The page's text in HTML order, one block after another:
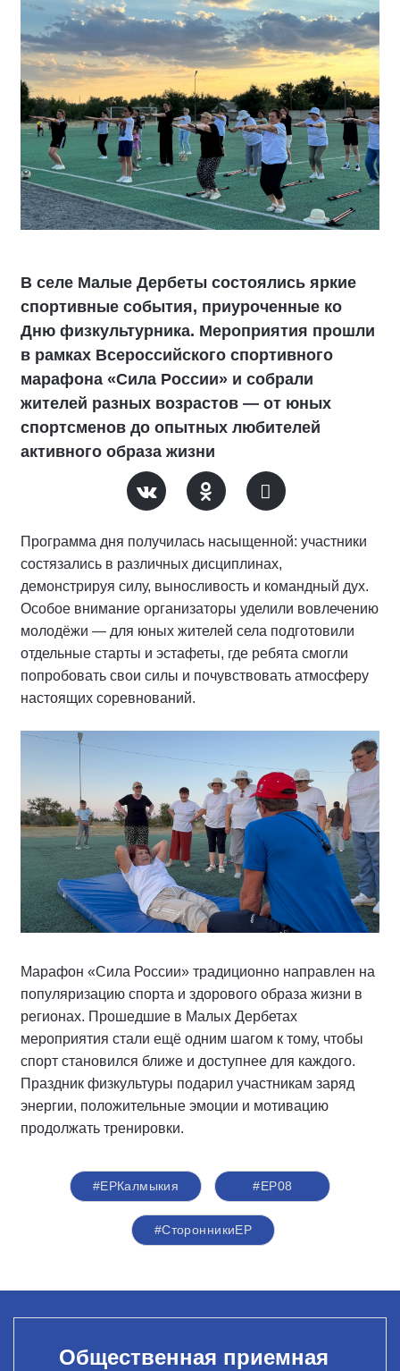
В селе Малые Дербеты состоялись яркие
спортивные события, приуроченные ко
Дню физкультурника. Мероприятия прошли
в рамках Всероссийского спортивного
марафона «Сила России» и собрали
жителей разных возрастов — от юных
спортсменов до опытных любителей
активного образа жизни
Программа дня получилась насыщенной: участники
состязались в различных дисциплинах,
демонстрируя силу, выносливость и командный дух.
Особое внимание организаторы уделили вовлечению
молодёжи — для юных жителей села подготовили
отдельные старты и эстафеты, где ребята смогли
попробовать свои силы и почувствовать атмосферу
настоящих соревнований.
Марафон «Сила России» традиционно направлен на
популяризацию спорта и здорового образа жизни в
регионах. Прошедшие в Малых Дербетах
мероприятия стали ещё одним шагом к тому, чтобы
спорт становился ближе и доступнее для каждого.
Праздник физкультуры подарил участникам заряд
энергии, положительные эмоции и мотивацию
продолжать тренировки.
#ЕРКалмыкия #ЕР08
#СторонникиЕР
Общественная приемная